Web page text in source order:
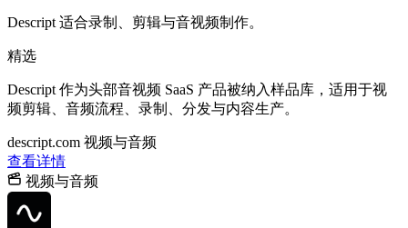
Descript 适合录制、剪辑与音视频制作。
精选
Descript 作为头部音视频 SaaS 产品被纳入样品库，适用于视
频剪辑、音频流程、录制、分发与内容生产。
descript.com 视频与音频
查看详情
视频与音频